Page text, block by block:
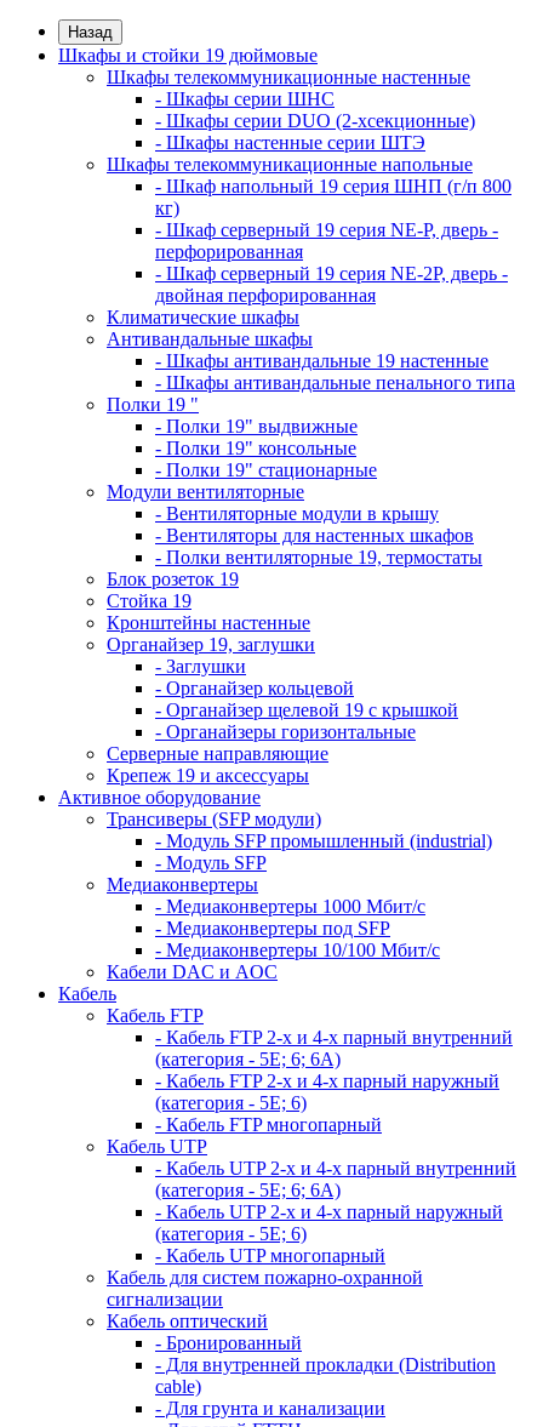
Назад
Шкафы и стойки 19 дюймовые
Шкафы телекоммуникационные настенные
- Шкафы серии ШНС
- Шкафы серии DUO (2-хсекционные)
- Шкафы настенные серии ШТЭ
Шкафы телекоммуникационные напольные
- Шкаф напольный 19 серия ШНП (г/п 800
кг)
- Шкаф серверный 19 серия NE-P, дверь -
перфорированная
- Шкаф серверный 19 серия NE-2P, дверь -
двойная перфорированная
Климатические шкафы
Антивандальные шкафы
- Шкафы антивандальные 19 настенные
- Шкафы антивандальные пенального типа
Полки 19 "
- Полки 19" выдвижные
- Полки 19" консольные
- Полки 19" стационарные
Модули вентиляторные
- Вентиляторные модули в крышу
- Вентиляторы для настенных шкафов
- Полки вентиляторные 19, термостаты
Блок розеток 19
Стойка 19
Кронштейны настенные
Органайзер 19, заглушки
- Заглушки
- Органайзер кольцевой
- Органайзер щелевой 19 с крышкой
- Органайзеры горизонтальные
Серверные направляющие
Крепеж 19 и аксессуары
Активное оборудование
Трансиверы (SFP модули)
- Модуль SFP промышленный (industrial)
- Модуль SFP
Медиаконвертеры
- Медиаконвертеры 1000 Мбит/с
- Медиаконвертеры под SFP
- Медиаконвертеры 10/100 Мбит/с
Кабели DAC и AOC
Кабель
Кабель FTP
- Кабель FTP 2-х и 4-х парный внутренний
(категория - 5Е; 6; 6А)
- Кабель FTP 2-х и 4-х парный наружный
(категория - 5Е; 6)
- Кабель FTP многопарный
Кабель UTP
- Кабель UTP 2-х и 4-х парный внутренний
(категория - 5Е; 6; 6А)
- Кабель UTP 2-х и 4-х парный наружный
(категория - 5Е; 6)
- Кабель UTP многопарный
Кабель для систем пожарно-охранной
сигнализации
Кабель оптический
- Бронированный
- Для внутренней прокладки (Distribution
cable)
- Для грунта и канализации